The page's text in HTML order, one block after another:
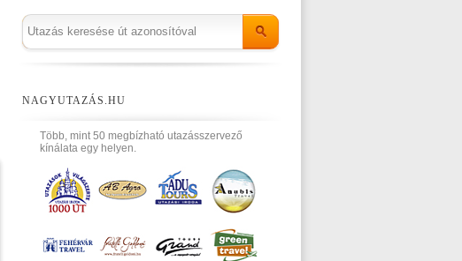
NAGYUTAZÁS.HU
Több, mint 50 megbízható utazásszervező
kínálata egy helyen.